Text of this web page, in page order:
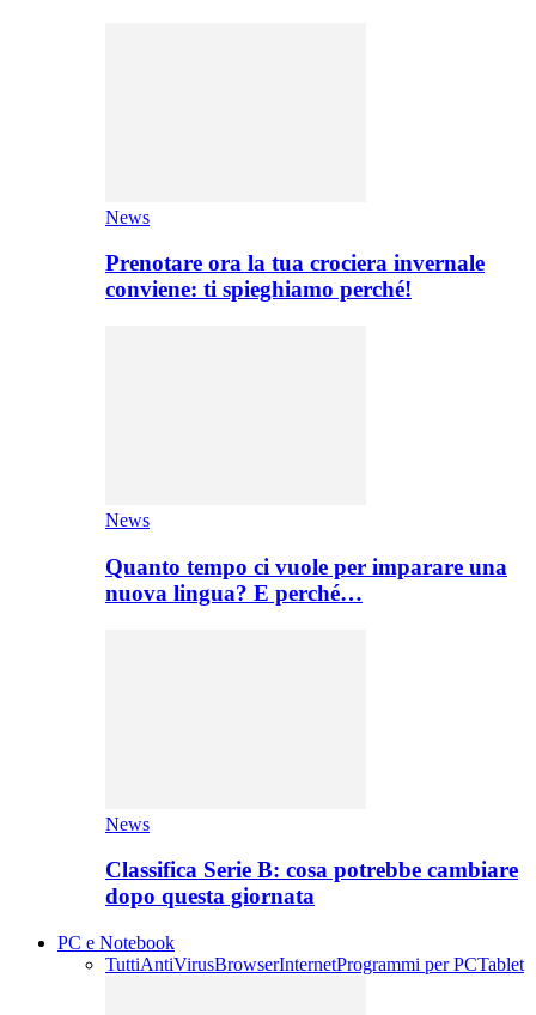
News
Prenotare ora la tua crociera invernale
conviene: ti spieghiamo perché!
News
Quanto tempo ci vuole per imparare una
nuova lingua? E perché…
News
Classifica Serie B: cosa potrebbe cambiare
dopo questa giornata
PC e Notebook
TuttiAntiVirusBrowserInternetProgrammi per PCTablet